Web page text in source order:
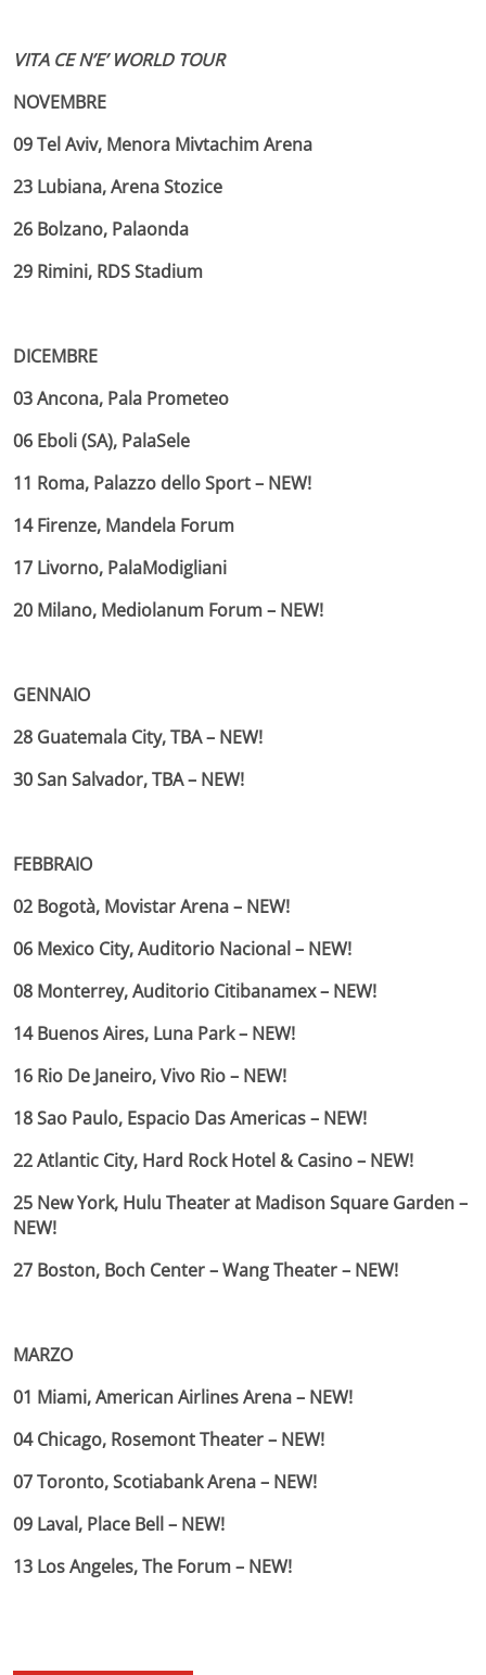
VITA CE N’E’ WORLD TOUR
NOVEMBRE
09 Tel Aviv, Menora Mivtachim Arena
23 Lubiana, Arena Stozice
26 Bolzano, Palaonda
29 Rimini, RDS Stadium
DICEMBRE
03 Ancona, Pala Prometeo
06 Eboli (SA), PalaSele
11 Roma, Palazzo dello Sport – NEW!
14 Firenze, Mandela Forum
17 Livorno, PalaModigliani
20 Milano, Mediolanum Forum – NEW!
GENNAIO
28 Guatemala City, TBA – NEW!
30 San Salvador, TBA – NEW!
FEBBRAIO
02 Bogotà, Movistar Arena – NEW!
06 Mexico City, Auditorio Nacional – NEW!
08 Monterrey, Auditorio Citibanamex – NEW!
14 Buenos Aires, Luna Park – NEW!
16 Rio De Janeiro, Vivo Rio – NEW!
18 Sao Paulo, Espacio Das Americas – NEW!
22 Atlantic City, Hard Rock Hotel & Casino – NEW!
25 New York, Hulu Theater at Madison Square Garden –
NEW!
27 Boston, Boch Center – Wang Theater – NEW!
MARZO
01 Miami, American Airlines Arena – NEW!
04 Chicago, Rosemont Theater – NEW!
07 Toronto, Scotiabank Arena – NEW!
09 Laval, Place Bell – NEW!
13 Los Angeles, The Forum – NEW!